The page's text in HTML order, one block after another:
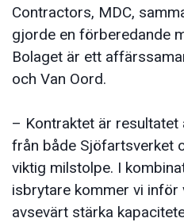
Contractors, MDC,
gjorde en förberedande
Bolaget är ett
och Van Oord.
– Kontraktet är
från både Sjöfartsverket
viktig milstolpe. I
isbrytare kommer vi inför
avsevärt stärka